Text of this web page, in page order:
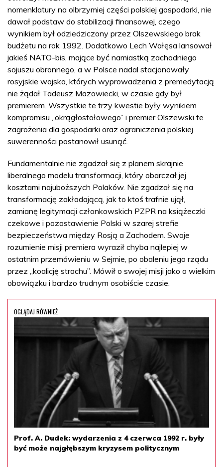
nomenklatury na olbrzymiej części polskiej gospodarki, nie
dawał podstaw do stabilizacji finansowej, czego
wynikiem był odziedziczony przez Olszewskiego brak
budżetu na rok 1992. Dodatkowo Lech Wałęsa lansował
jakieś NATO-bis, mające być namiastką zachodniego
sojuszu obronnego, a w Polsce nadal stacjonowały
rosyjskie wojska, których wyprowadzenia z premedytacją
nie żądał Tadeusz Mazowiecki, w czasie gdy był
premierem. Wszystkie te trzy kwestie były wynikiem
kompromisu „okrągłostołowego” i premier Olszewski te
zagrożenia dla gospodarki oraz ograniczenia polskiej
suwerenności postanowił usunąć.
Fundamentalnie nie zgadzał się z planem skrajnie
liberalnego modelu transformacji, który obarczał jej
kosztami najuboższych Polaków. Nie zgadzał się na
transformację zakładającą, jak to ktoś trafnie ujął,
zamianę legitymacji członkowskich PZPR na książeczki
czekowe i pozostawienie Polski w szarej strefie
bezpieczeństwa między Rosją a Zachodem. Swoje
rozumienie misji premiera wyraził chyba najlepiej w
ostatnim przemówieniu w Sejmie, po obaleniu jego rządu
przez „koalicję strachu”. Mówił o swojej misji jako o wielkim
obowiązku i bardzo trudnym osobiście czasie.
OGLĄDAJ RÓWNIEŻ
Prof. A. Dudek: wydarzenia z 4 czerwca 1992 r. były
być może najgłębszym kryzysem politycznym